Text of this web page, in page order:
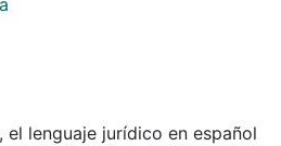
el lenguaje jurídico en español